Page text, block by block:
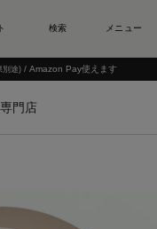
別途) / Amazon Pay使えます
門店